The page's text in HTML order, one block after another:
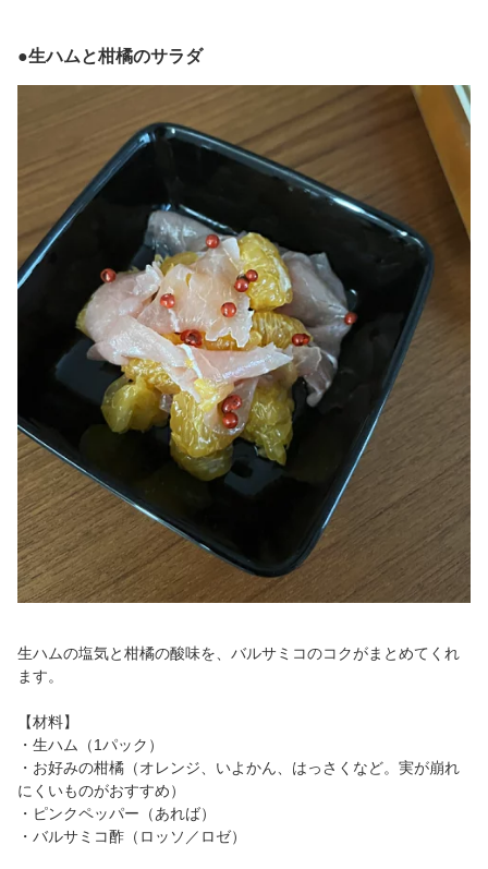
●生ハムと柑橘のサラダ
生ハムの塩気と柑橘の酸味を、バルサミコのコクがまとめてくれ
ます。
【材料】
・生ハム（1パック）
・お好みの柑橘（オレンジ、いよかん、はっさくなど。実が崩れ
にくいものがおすすめ）
・ピンクペッパー（あれば）
・バルサミコ酢（ロッソ／ロゼ）